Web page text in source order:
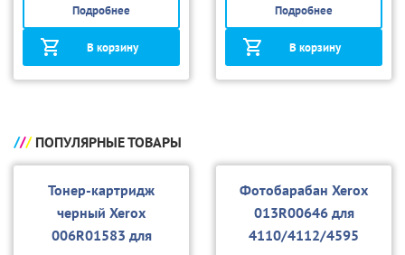
Подробнее
В корзину
Подробнее
В корзину
ПОПУЛЯРНЫЕ ТОВАРЫ
Тонер-картридж
черный Xerox
006R01583 для
Фотобарабан Xerox
013R00646 для
4110/4112/4595